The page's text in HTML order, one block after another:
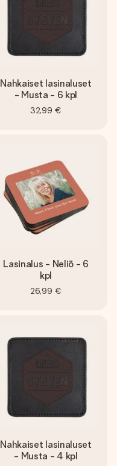
Nahkaiset lasinaluset
- Musta - 6 kpl
32,99 €
Lasinalus - Neliö - 6
kpl
26,99 €
Nahkaiset lasinaluset
- Musta - 4 kpl